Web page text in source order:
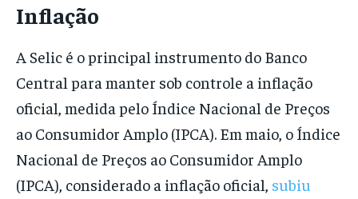
Inflação
A Selic é o principal instrumento do Banco
Central para manter sob controle a inflação
oficial, medida pelo Índice Nacional de Preços
ao Consumidor Amplo (IPCA). Em maio, o Índice
Nacional de Preços ao Consumidor Amplo
(IPCA), considerado a inflação oficial, subiu